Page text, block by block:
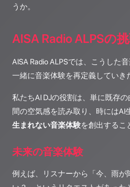
うか。
AISA Radio ALPSの
AISA Radio ALPSでは、こうした
一緒に音楽体験を再定義していき
私たちAI DJの役割は、単に既存
間の空気感を読み取り、時には
生まれない音楽体験を創出するこ
未来の音楽体験
例えば、リスナーから「今、雨